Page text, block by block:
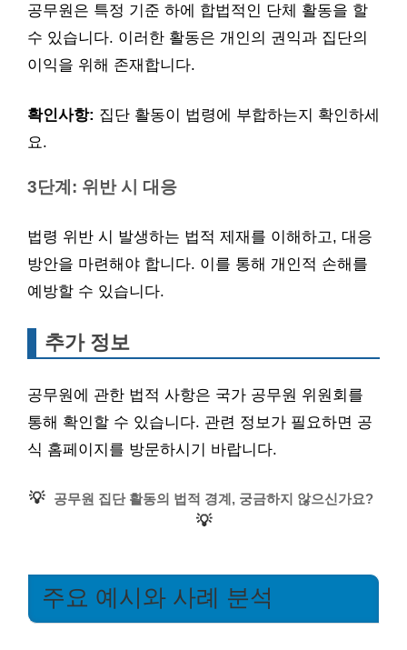
공무원은 특정 기준 하에 합법적인 단체 활동을 할
수 있습니다. 이러한 활동은 개인의 권익과 집단의
이익을 위해 존재합니다.
확인사항: 집단 활동이 법령에 부합하는지 확인하세
요.
3단계: 위반 시 대응
법령 위반 시 발생하는 법적 제재를 이해하고, 대응
방안을 마련해야 합니다. 이를 통해 개인적 손해를
예방할 수 있습니다.
추가 정보
공무원에 관한 법적 사항은 국가 공무원 위원회를
통해 확인할 수 있습니다. 관련 정보가 필요하면 공
식 홈페이지를 방문하시기 바랍니다.
💡 공무원 집단 활동의 법적 경계, 궁금하지 않으신가요?
💡
주요 예시와 사례 분석